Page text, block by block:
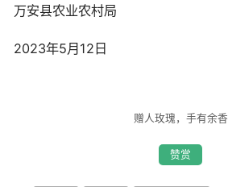
万安县农业农村局
2023年5月12日
赠人玫瑰，手有余香
赞赏